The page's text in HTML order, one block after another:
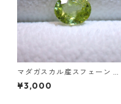
マダガスカル産スフェーン オ
ーバルカットルース 1.03ct 6.
3mm*5.3mm*3.6mm
¥3,000